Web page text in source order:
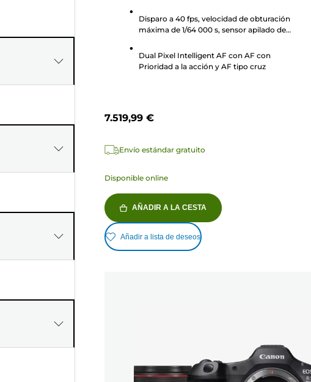
reseñas
Disparo a 40 fps, velocidad de obturación
máxima de 1/64 000 s, sensor apilado de
Dual Pixel Intelligent AF con AF con
Prioridad a la acción y AF tipo cruz
7.519,99 €
Envío estándar gratuito
Disponible online
AÑADIR A LA CESTA
Añadir a lista de deseos